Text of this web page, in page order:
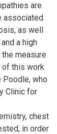
are
associated
as well
a high
measure
of this work
who
Clinic for
chest
in order